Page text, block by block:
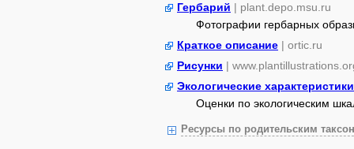
Гербарий | plant.depo.msu.ru
Фотографии гербарных
Краткое описание | ortic.ru
Рисунки |
Экологические характеристики
Оценки по экологическим
Ресурсы по родительским